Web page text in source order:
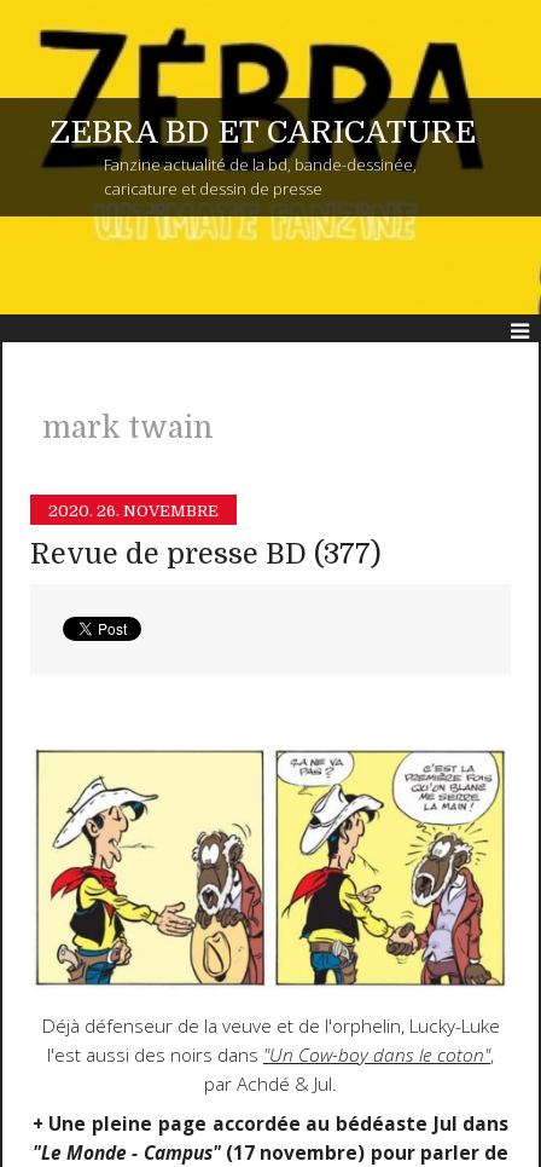
ZEBRA BD ET CARICATURE
Fanzine actualité de la bd, bande-dessinée,
caricature et dessin de presse
mark twain
2020. 26. NOVEMBRE
Revue de presse BD (377)
Déjà défenseur de la veuve et de l'orphelin, Lucky-Luke
l'est aussi des noirs dans "Un Cow-boy dans le coton",
par Achdé & Jul.
+ Une pleine page accordée au bédéaste Jul dans
"Le Monde - Campus"(17 novembre) pour parler de